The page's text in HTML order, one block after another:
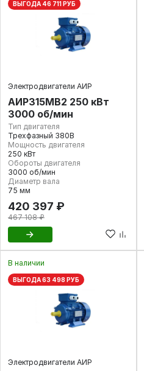
ВЫГОДА 46 711 РУБ
Электродвигатели АИР
АИР315МВ2 250 кВт
3000 об/мин
Тип двигателя
Трехфазный 380В
Мощность двигателя
250 кВт
Обороты двигателя
3000 об/мин
Диаметр вала
75 мм
420 397 ₽
467 108 ₽
В наличии
ВЫГОДА 63 498 РУБ
Электродвигатели АИР